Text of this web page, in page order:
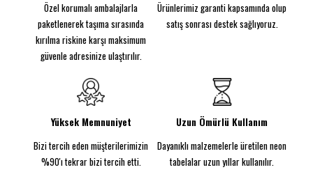
Malzeme:5MM kalınlığında şeffaf akrilik arka plaka,
sağlam ve şık bir görünüm sağlar.
Güç Kaynağı:DC 12V güç kaynağı ile güvenli ve
pratik kullanım sunar.
ortamda dikkat çekici bir etki yaratır.
Güç/Watt:12V ile çalışarak 60W güçle mükemmel
aydınlatma sağlar.
CE normlarına uygun fişe tak-çalıştır adaptörüyle
birlikte sunulan Hair Salon Neon Tabela, duvara
monte veya ayakta kullanım seçenekleriyle kuaför
Özel korumalı ambalajlarla
paketlenerek taşıma sırasında
kırılma riskine karşı maksimum
güvenle adresinize ulaştırılır.
Ürünlerimiz garanti kapsamında olup
satış sonrası destek sağlıyoruz.
Yüksek Memnuniyet
Bizi tercih eden müşterilerimizin
%90'ı tekrar bizi tercih etti.
Uzun Ömürlü Kullanım
Dayanıklı malzemelerle üretilen neon
tabelalar uzun yıllar kullanılır.